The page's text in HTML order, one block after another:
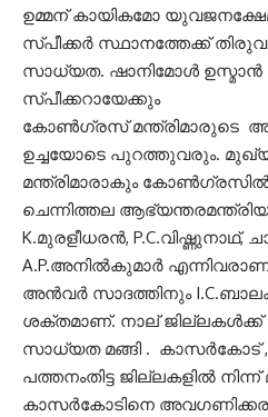
ഉമ്മന് കായികമോ
സ്പീക്കര്‍ സ്ഥാനത്തേക്ക്
സാധ്യത. ഷാനിമോള്‍ ഉസ്മാന്‍
സ്പീക്കറായേക്കും
കോണ്‍ഗ്രസ് മന്ത്രിമാരുടെ
ഉച്ചയോടെ പുറത്തുവരും.
മന്ത്രിമാരാകും
ചെന്നിത്തല
K.മുരളീധരന്‍, P.C.വിഷ്ണുനാഥ്,
A.P.അനില്‍കുമാര്‍ എന്നിവരാണ്
അന്‍വര്‍ സാദത്തിനും
ശക്തമാണ്. നാല് ജില്ലകള്‍ക്ക്
സാധ്യത മങ്ങി . കാസര്‍കോട്
പത്തനംതിട്ട ജില്ലകളില്‍ നിന്ന്
കാസര്‍കോടിനെ